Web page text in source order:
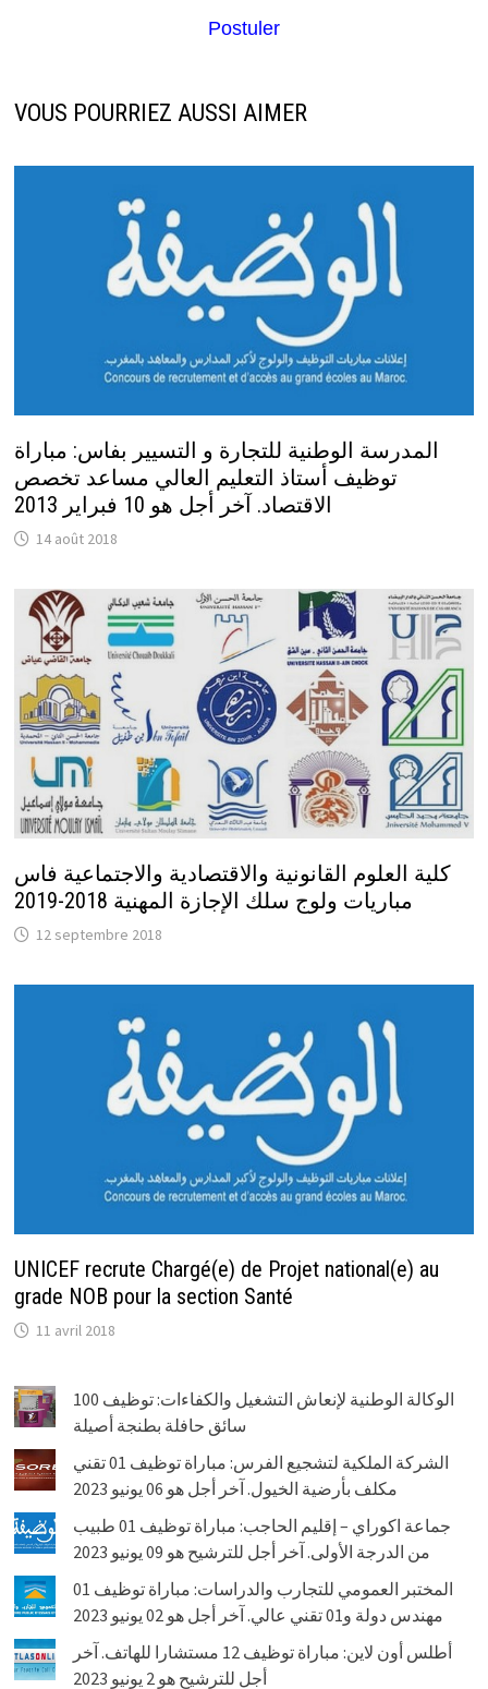
Postuler
VOUS POURRIEZ AUSSI AIMER
المدرسة الوطنية للتجارة و التسيير بفاس: مباراة
توظيف أستاذ التعليم العالي مساعد تخصص
الاقتصاد. آخر أجل هو 10 فبراير 2013
14 août 2018
كلية العلوم القانونية والاقتصادية والاجتماعية فاس
مباريات ولوج سلك الإجازة المهنية 2018-2019
12 septembre 2018
UNICEF recrute Chargé(e) de Projet national(e) au
grade NOB pour la section Santé
11 avril 2018
الوكالة الوطنية لإنعاش التشغيل والكفاءات: توظيف 100
سائق حافلة بطنجة أصيلة
الشركة الملكية لتشجيع الفرس: مباراة توظيف 01 تقني
مكلف بأرضية الخيول. آخر أجل هو 06 يونيو 2023
جماعة اكوراي – إقليم الحاجب: مباراة توظيف 01 طبيب
من الدرجة الأولى. آخر أجل للترشيح هو 09 يونيو 2023
المختبر العمومي للتجارب والدراسات: مباراة توظيف 01
مهندس دولة و01 تقني عالي. آخر أجل هو 02 يونيو 2023
أطلس أون لاين: مباراة توظيف 12 مستشارا للهاتف. آخر
أجل للترشيح هو 2 يونيو 2023